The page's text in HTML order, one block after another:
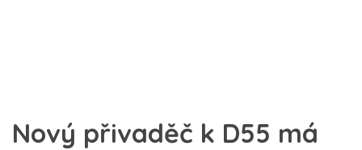
Nový přivaděč k D55 má